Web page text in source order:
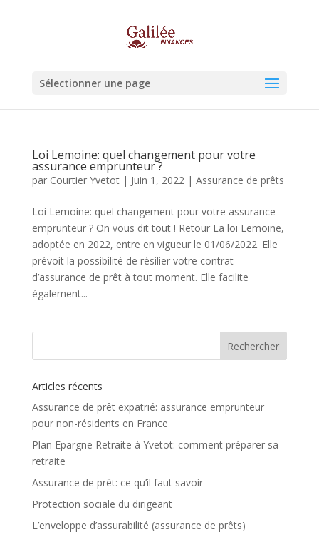
Sélectionner une page
Loi Lemoine: quel changement pour votre
assurance emprunteur ?
par Courtier Yvetot| Juin 1, 2022| Assurance de prêts
Loi Lemoine: quel changement pour votre assurance
emprunteur ? On vous dit tout ! Retour La loi Lemoine,
adoptée en 2022, entre en vigueur le 01/06/2022. Elle
prévoit la possibilité de résilier votre contrat
d’assurance de prêt à tout moment. Elle facilite
également...
Articles récents
Assurance de prêt expatrié: assurance emprunteur
pour non-résidents en France
Plan Epargne Retraite à Yvetot: comment préparer sa
retraite
Assurance de prêt: ce qu’il faut savoir
Protection sociale du dirigeant
L’enveloppe d’assurabilité (assurance de prêts)